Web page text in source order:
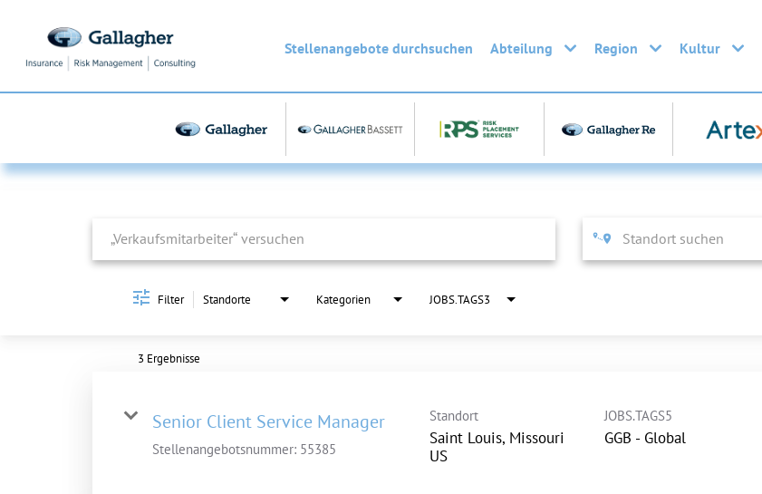
Stellenangebote durchsuchen Abteilung Region Kultur
Job Search Page
Filter Standorte Kategorien JOBS.TAGS3
3 Ergebnisse
Senior Client Service Manager
Stellenangebotsnummer: 55385
Standort
Saint Louis, Missouri
JOBS.TAGS5
GGB - Global